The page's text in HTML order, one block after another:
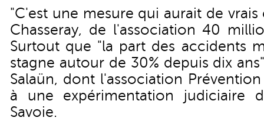
"C'est une mesure qui aurait de vrais
Chasseray, de l'association 40
Surtout que "la part des accidents
stagne autour de 30% depuis dix
Salaün, dont l'association
à une expérimentation judiciaire
Savoie.